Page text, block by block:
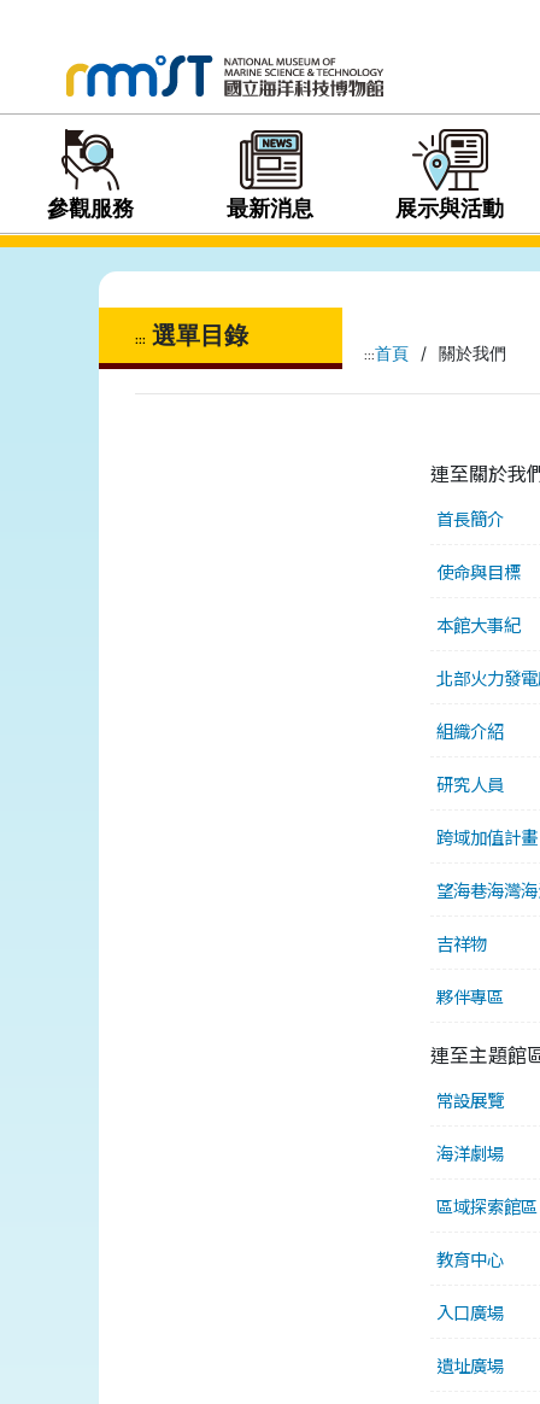
參觀服務 最新消息 展示與活動
::: 選單目錄
:::首頁 / 關於我們
連至關於我
首長簡介
使命與目標
本館大事紀
北部火力發
組織介紹
研究人員
跨域加值計畫
望海巷海灣
吉祥物
夥伴專區
連至主題館
常設展覽
海洋劇場
區域探索館區
教育中心
入口廣場
遺址廣場